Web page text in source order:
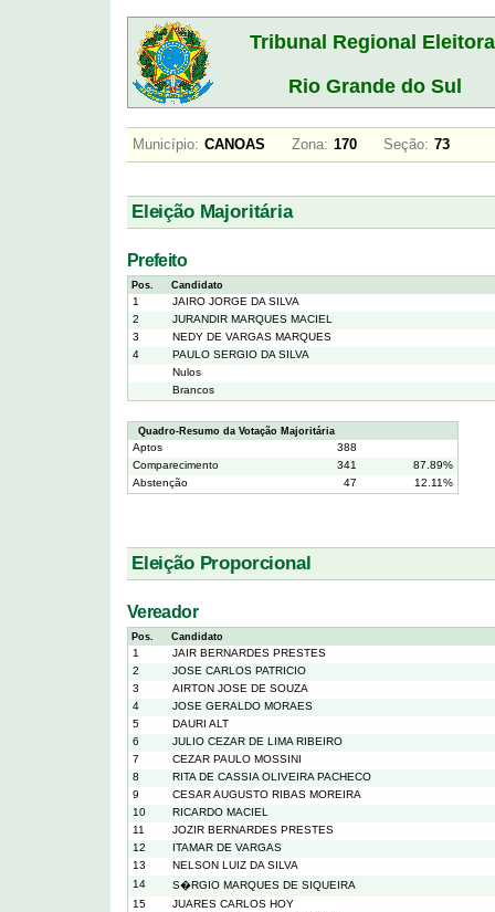
Tribunal Regional
Rio Grande do Sul
Município: CANOAS Zona: 170 Seção: 73
Eleição Majoritária
Prefeito
Pos. Candidato
1
JAIRO JORGE DA SILVA
2
JURANDIR MARQUES MACIEL
3
NEDY DE VARGAS MARQUES
4
PAULO SERGIO DA SILVA
Nulos
Brancos
Quadro-Resumo da Votação Majoritária
Aptos
388
Comparecimento
341
87.89%
Abstenção
47 12.11%
Eleição Proporcional
Vereador
Pos. Candidato
1
JAIR BERNARDES PRESTES
2
JOSE CARLOS PATRICIO
3
AIRTON JOSE DE SOUZA
4
JOSE GERALDO MORAES
5
DAURI ALT
6
JULIO CEZAR DE LIMA RIBEIRO
7
CEZAR PAULO MOSSINI
8
RITA DE CASSIA OLIVEIRA PACHECO
9
CESAR AUGUSTO RIBAS MOREIRA
10
RICARDO MACIEL
11
JOZIR BERNARDES PRESTES
12
ITAMAR DE VARGAS
13
NELSON LUIZ DA SILVA
14
S�RGIO MARQUES DE SIQUEIRA
15
JUARES CARLOS HOY